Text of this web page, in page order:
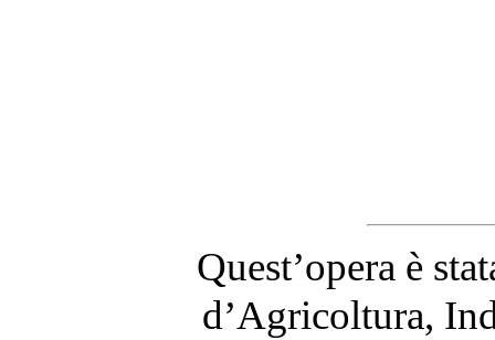
Quest’opera è
d’Agricoltura,